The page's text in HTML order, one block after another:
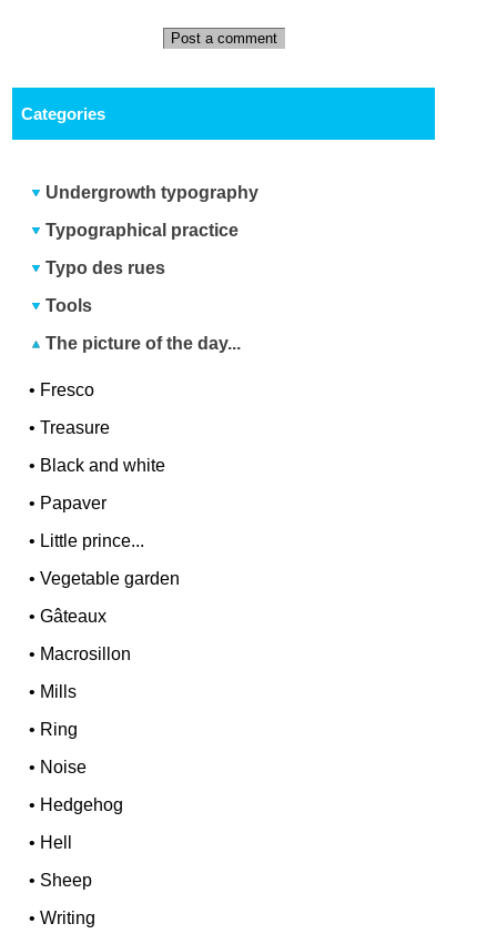
Post a comment
Categories
Undergrowth typography
Typographical practice
Typo des rues
Tools
The picture of the day...
• Fresco
•Treasure
• Black and white
• Papaver
• Little prince...
•Vegetable garden
•Gâteaux
• Macrosillon
• Mills
• Ring
• Noise
• Hedgehog
• Hell
• Sheep
•Writing